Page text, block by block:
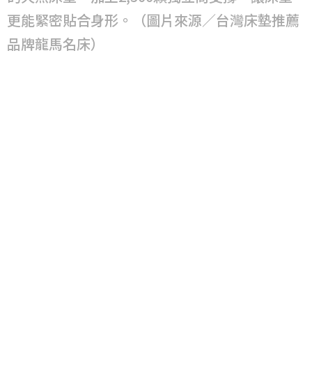
更能緊密貼合身形。（圖片來源／台灣床墊推薦
品牌龍馬名床）